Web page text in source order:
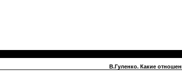
В.Гуленко. Какие